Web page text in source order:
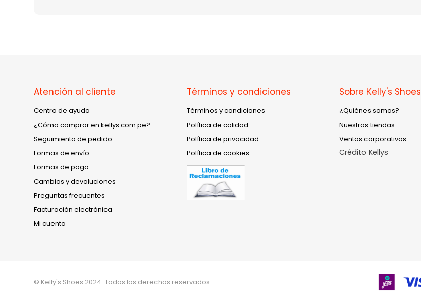
Atención al cliente
Centro de ayuda
¿Cómo comprar en kellys.com.pe?
Seguimiento de pedido
Formas de envío
Formas de pago
Cambios y devoluciones
Preguntas frecuentes
Facturación electrónica
Mi cuenta
Términos y condiciones
Términos y condiciones
Política de calidad
Política de privacidad
Política de cookies
Sobre Kelly's Shoes
¿Quiénes somos?
Nuestras tiendas
Ventas corporativas
Crédito Kellys
© Kelly's Shoes 2024. Todos los derechos reservados.